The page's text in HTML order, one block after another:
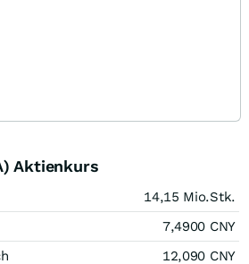
Aktienkurs
14,15 Mio.Stk.
7,4900 CNY
12,090 CNY